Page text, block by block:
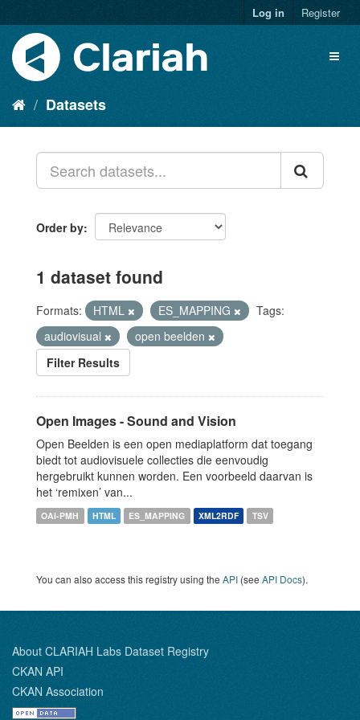
Log in Register
Datasets
Order by
1 dataset found
Formats: HTML ES_MAPPING
Tags:
audiovisual
open beelden
Filter Results
Open Images - Sound and Vision
Open Beelden is een open mediaplatform dat toegang
biedt tot audiovisuele collecties die eenvoudig
hergebruikt kunnen worden. Een voorbeeld daarvan is
het ‘remixen’ van...
OAI-PMH HTML ES_MAPPING XML2RDF TSV
You can also access this registry using the API (see API Docs).
About CLARIAH Labs Dataset Registry
CKAN API
CKAN Association